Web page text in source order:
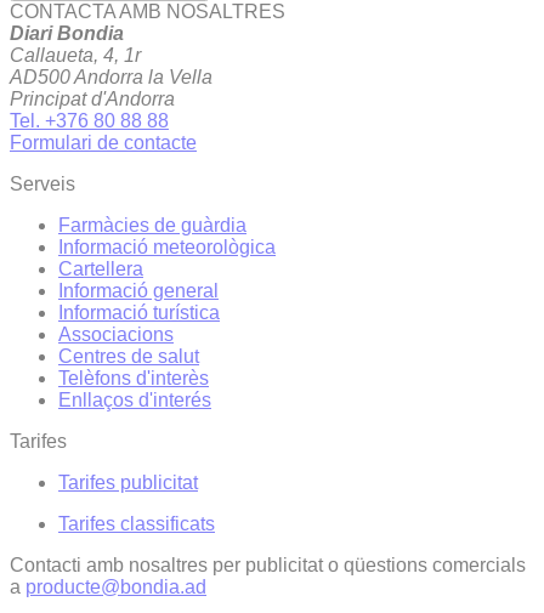
CONTACTA AMB NOSALTRES
Diari Bondia
Callaueta, 4, 1r
AD500 Andorra la Vella
Principat d'Andorra
Tel. +376 80 88 88
Formulari de contacte
Serveis
Farmàcies de guàrdia
Informació meteorològica
Cartellera
Informació general
Informació turística
Associacions
Centres de salut
Telèfons d'interès
Enllaços d'interés
Tarifes
Tarifes publicitat
Tarifes classificats
Contacti amb nosaltres per publicitat o qüestions comercials
a producte@bondia.ad